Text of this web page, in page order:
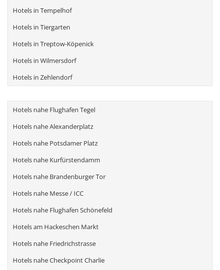
Hotels in Tempelhof
Hotels in Tiergarten
Hotels in Treptow-Köpenick
Hotels in Wilmersdorf
Hotels in Zehlendorf
Hotels nahe Flughafen Tegel
Hotels nahe Alexanderplatz
Hotels nahe Potsdamer Platz
Hotels nahe Kurfürstendamm
Hotels nahe Brandenburger Tor
Hotels nahe Messe / ICC
Hotels nahe Flughafen Schönefeld
Hotels am Hackeschen Markt
Hotels nahe Friedrichstrasse
Hotels nahe Checkpoint Charlie